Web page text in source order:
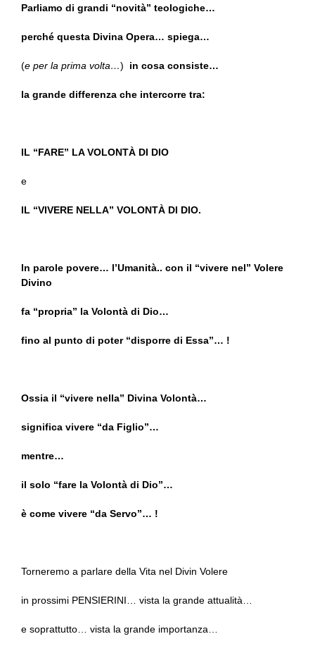
Parliamo di grandi “novità” teologiche…
perché questa Divina Opera… spiega…
(e per la prima volta…) in cosa consiste…
la grande differenza che intercorre tra:
IL “FARE” LA VOLONTÀ DI DIO
e
IL “VIVERE NELLA” VOLONTÀ DI DIO.
In parole povere… l’Umanità.. con il “vivere nel” Volere
Divino
fa “propria” la Volontà di Dio…
fino al punto di poter “disporre di Essa”… !
Ossia il “vivere nella” Divina Volontà…
significa vivere “da Figlio”…
mentre…
il solo “fare la Volontà di Dio”…
è come vivere “da Servo”… !
Torneremo a parlare della Vita nel Divin Volere
in prossimi PENSIERINI… vista la grande attualità…
e soprattutto… vista la grande importanza…